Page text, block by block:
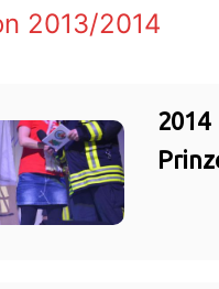
2013/2014
2014